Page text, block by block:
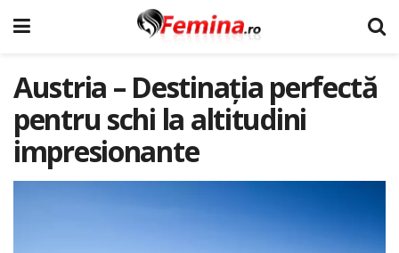
Austria – Destinația perfectă
pentru schi la altitudini
impresionante